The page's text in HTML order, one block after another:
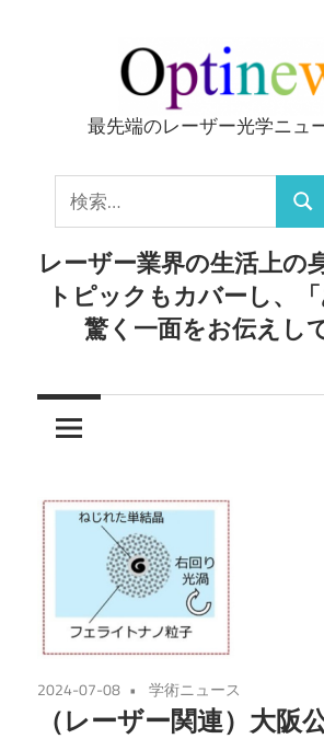
ッ
Optinews
最先端のレーザー光学ニュ
索:
検
索
レーザー業界の生活上の
トピックもカバーし、
驚く一面をお伝えし
2024-07-08 学術ニュース
（レーザー関連）大阪